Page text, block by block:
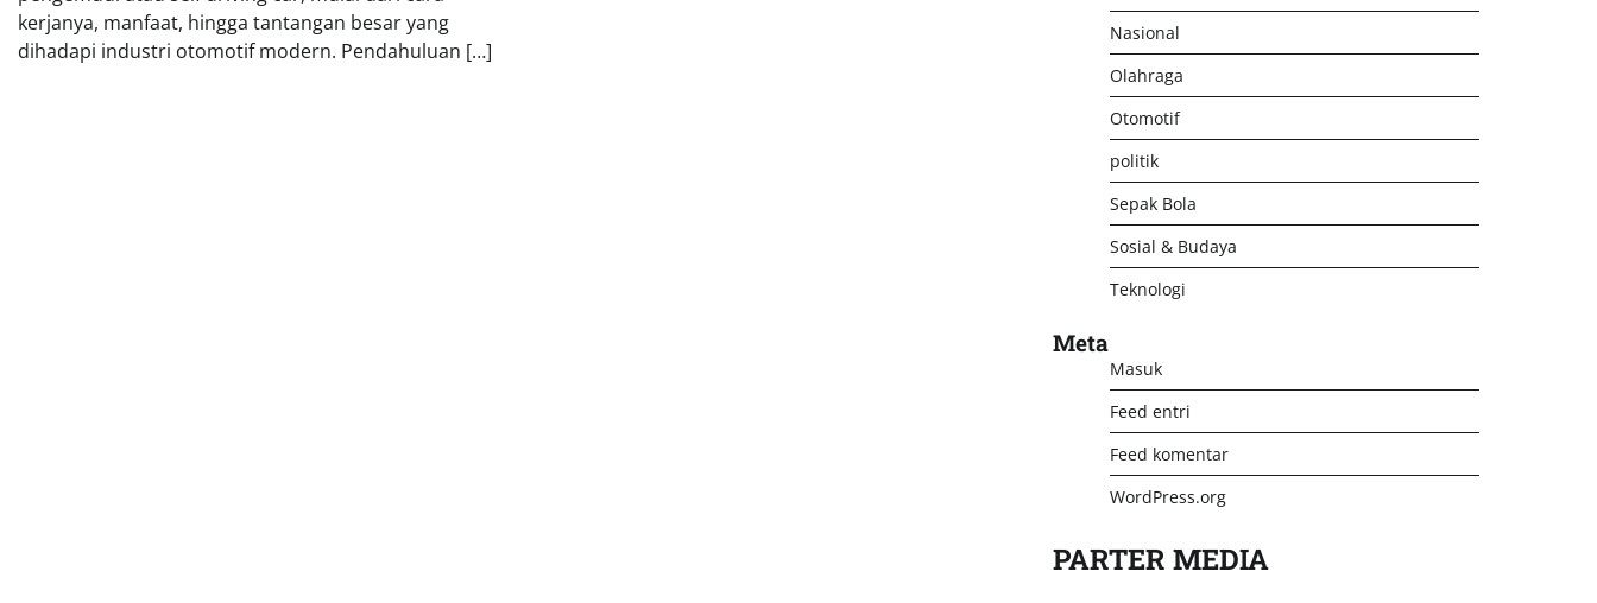
kerjanya, manfaat, hingga tantangan besar yang
dihadapi industri otomotif modern. Pendahuluan […]
Nasional
Olahraga
Otomotif
politik
Sepak Bola
Sosial & Budaya
Teknologi
Meta
Masuk
Feed entri
Feed komentar
WordPress.org
PARTER MEDIA